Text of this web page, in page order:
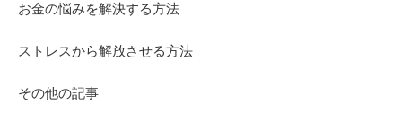
お金の悩みを解決する方法
ストレスから解放させる方法
その他の記事